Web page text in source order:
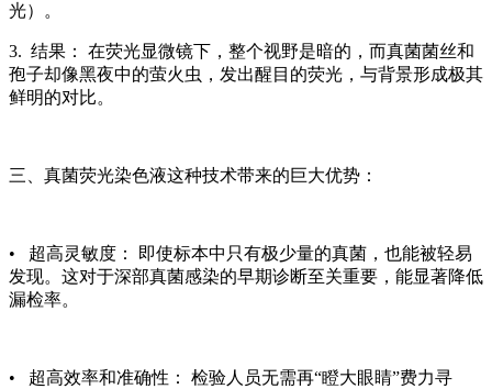
光）。
3. 结果： 在荧光显微镜下，整个视野是暗的，而真菌菌丝和
孢子却像黑夜中的萤火虫，发出醒目的荧光，与背景形成极其
鲜明的对比。
三、 真菌荧光染色液这种技术带来的巨大优势：
• 超高灵敏度： 即使标本中只有极少量的真菌，也能被轻易
发现。这对于深部真菌感染的早期诊断至关重要，能显著降低
漏检率。
• 超高效率和准确性： 检验人员无需再“瞪大眼睛”费力寻